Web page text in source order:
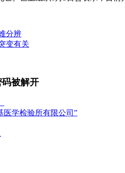
分辨
变有关
被解开
医学检验所有限公司”